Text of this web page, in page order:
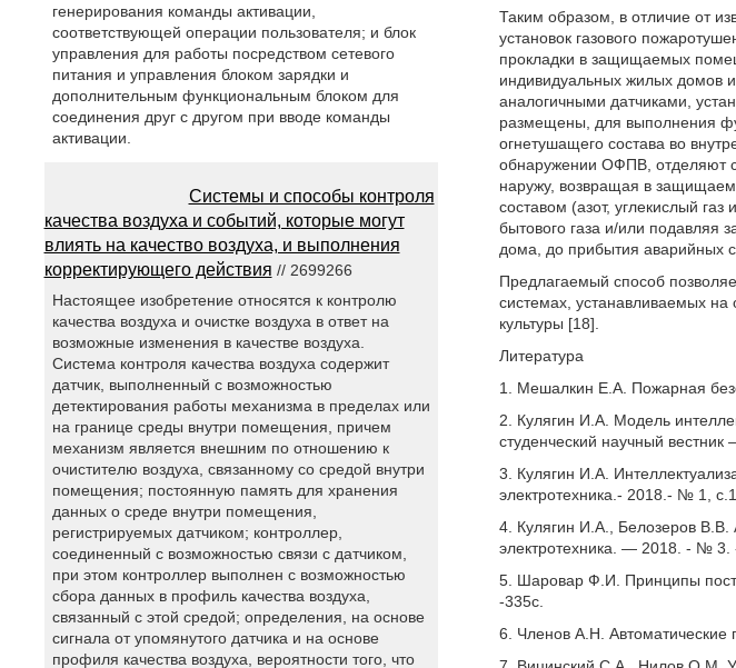
Таким образом, в отличие от
установок газового
прокладки в защищаемых
индивидуальных жилых домов
аналогичными датчиками,
размещены, для выполнения
огнетушащего состава во
обнаружении ОФПВ, отделяют
наружу, возвращая в
составом (азот, углекислый
бытового газа и/или подавляя
дома, до прибытия аварийных
Предлагаемый способ
системах, устанавливаемых на
культуры [18].
Литература
1. Мешалкин Е.А. Пожарная
2. Кулягин И.А. Модель
студенческий научный
3. Кулягин И.А.
электротехника.- 2018.- № 1,
4. Кулягин И.А., Белозеров В.В.
электротехника. — 2018. - №
5. Шаровар Ф.И. Принципы
-335с.
6. Членов А.Н.
генерирования команды активации,
соответствующей операции пользователя; и блок
управления для работы посредством сетевого
питания и управления блоком зарядки и
дополнительным функциональным блоком для
соединения друг с другом при вводе команды
активации.
Системы и способы контроля
качества воздуха и событий, которые могут
влиять на качество воздуха, и выполнения
корректирующего действия // 2699266
Настоящее изобретение относятся к контролю
качества воздуха и очистке воздуха в ответ на
возможные изменения в качестве воздуха.
Система контроля качества воздуха содержит
датчик, выполненный с возможностью
детектирования работы механизма в пределах или
на границе среды внутри помещения, причем
механизм является внешним по отношению к
очистителю воздуха, связанному со средой внутри
помещения; постоянную память для хранения
данных о среде внутри помещения,
регистрируемых датчиком; контроллер,
соединенный с возможностью связи с датчиком,
при этом контроллер выполнен с возможностью
сбора данных в профиль качества воздуха,
связанный с этой средой; определения, на основе
сигнала от упомянутого датчика и на основе
профиля качества воздуха, вероятности того, что